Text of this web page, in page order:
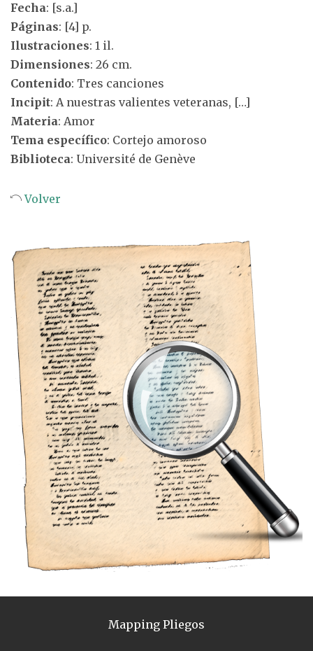
Fecha: [s.a.]
Páginas: [4] p.
Ilustraciones: 1 il.
Dimensiones: 26 cm.
Contenido: Tres canciones
Incipit: A nuestras valientes veteranas, […]
Materia: Amor
Tema específico: Cortejo amoroso
Biblioteca: Université de Genève
Volver
Mapping Pliegos